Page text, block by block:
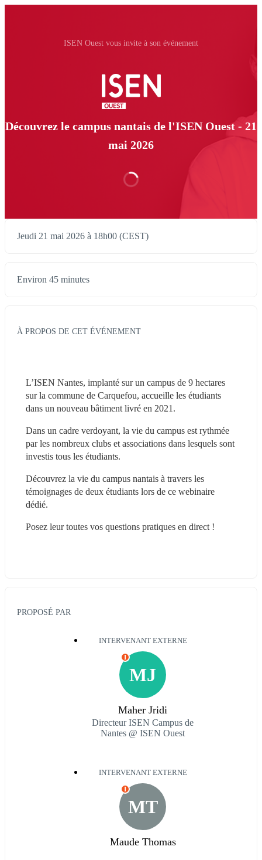
ISEN Ouest vous invite à son événement
Découvrez le campus nantais de l'ISEN Ouest - 21
mai 2026
Jeudi 21 mai 2026 à 18h00 (CEST)
Environ 45 minutes
À PROPOS DE CET ÉVÉNEMENT
L’ISEN Nantes, implanté sur un campus de 9 hectares
sur la commune de Carquefou, accueille les étudiants
dans un nouveau bâtiment livré en 2021.
Dans un cadre verdoyant, la vie du campus est rythmée
par les nombreux clubs et associations dans lesquels sont
investis tous les étudiants.
Découvrez la vie du campus nantais à travers les
témoignages de deux étudiants lors de ce webinaire
dédié.
Posez leur toutes vos questions pratiques en direct !
PROPOSÉ PAR
INTERVENANT EXTERNE
MJ
I
Maher Jridi
Directeur ISEN Campus de
Nantes @ ISEN Ouest
INTERVENANT EXTERNE
MT
I
Maude Thomas